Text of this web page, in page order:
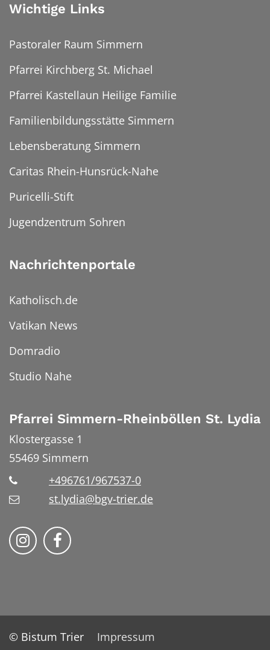
Wichtige Links
Pastoraler Raum Simmern
Pfarrei Kirchberg St. Michael
Pfarrei Kastellaun Heilige Familie
Familienbildungsstätte Simmern
Lebensberatung Simmern
Caritas Rhein-Hunsrück-Nahe
Puricelli-Stift
Jugendzentrum Sohren
Nachrichtenportale
Katholisch.de
Vatikan News
Domradio
Studio Nahe
Pfarrei Simmern-Rheinböllen St. Lydia
Klostergasse 1
55469 Simmern
+496761/967537-0
st.lydia@bgv-trier.de
Wir auf Instragram
Wir auf Facebook
© Bistum Trier
Impressum